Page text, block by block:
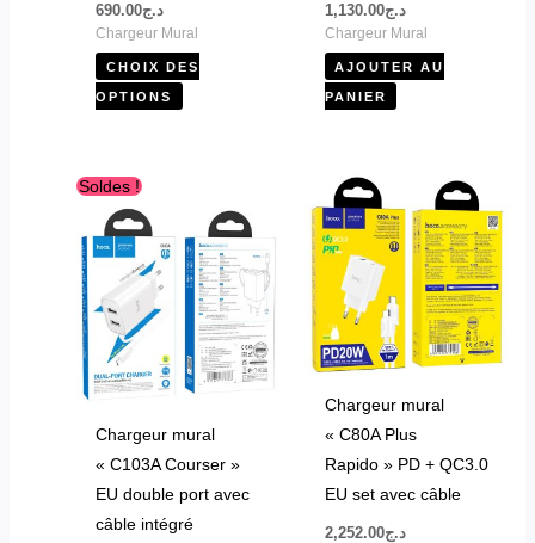
د.ج690.00
Chargeur Mural
CHOIX DES
OPTIONS
du
produit
د.ج1,130.00
Chargeur Mural
AJOUTER AU
PANIER
Soldes !
Chargeur mural
« C103A Courser »
EU double port avec
câble intégré
était :
د.ج942.00.
actuel
est :
Chargeur mural
« C80A Plus
Rapido » PD + QC3.0
EU set avec câble
د.ج2,252.00